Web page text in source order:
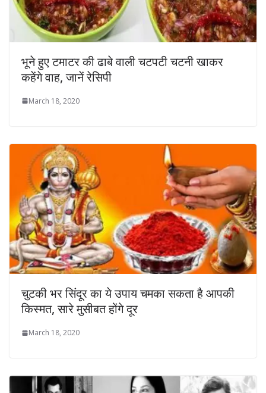
भूने हुए टमाटर की ढाबे वाली चटपटी चटनी खाकर
कहेंगे वाह, जानें रेसिपी
March 18, 2020
चुटकी भर सिंदूर का ये उपाय चमका सकता है आपकी
किस्मत, सारे मुसीबत होंगे दूर
March 18, 2020